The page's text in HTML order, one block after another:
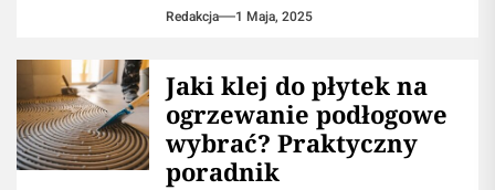
Redakcja 1 Maja, 2025
Jaki klej do płytek na
ogrzewanie podłogowe
wybrać? Praktyczny
poradnik